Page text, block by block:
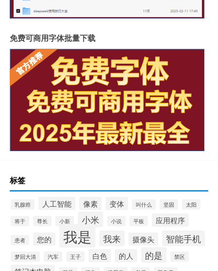
免费可商用字体批量下载
标签
乳腺癌 人工智能 像素 变体 叫什么 坚固 太阳
将于 尊长 小新 小米 小说 平板 应用程序
患者 您的 我是 我来 摄像头 智能手机
梦回大清 汽车 王子 白色 的人 的是 禁区